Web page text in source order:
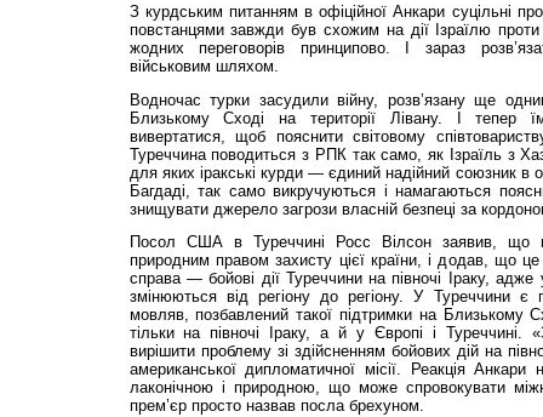
З курдським питанням в офіційної Анкари суцільні
повстанцями завжди був схожим на дії Ізраїлю проти
жодних переговорів принципово. І зараз
військовим шляхом.
Водночас турки засудили війну, розв’язану ще
Близькому Сході на території Лівану. І тепер
вивертатися, щоб пояснити світовому
Туреччина поводиться з РПК так само, як Ізраїль з
для яких іракські курди — єдиний надійний союзник в
Багдаді, так само викручуються і намагаються
знищувати джерело загрози власній безпеці за
Посол США в Туреччині Росс Вілсон заявив, що
природним правом захисту цієї країни, і додав, що
справа — бойові дії Туреччини на півночі Іраку,
змінюються від регіону до регіону. У Туреччини є
мовляв, позбавлений такої підтримки на Близькому
тільки на півночі Іраку, а й у Європі і Туреччині.
вирішити проблему зі здійсненням бойових дій на
американської дипломатичної місії. Реакція
лаконічною і природною, що може спровокувати
прем’єр просто назвав посла брехуном.